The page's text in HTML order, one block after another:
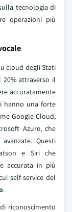
tecnologia di
operazioni più
cloud degli Stati
attraverso il
accuratamente
hanno una forte
Google Cloud,
Azure, che
Questi
e Siri che
accurata in più
self-service del
.
riconoscimento